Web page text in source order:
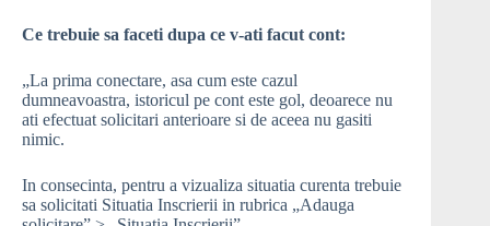
Ce trebuie sa faceti dupa ce v-ati facut cont:
„La prima conectare, asa cum este cazul
dumneavoastra, istoricul pe cont este gol, deoarece nu
ati efectuat solicitari anterioare si de aceea nu gasiti
nimic.
In consecinta, pentru a vizualiza situatia curenta trebuie
sa solicitati Situatia Inscrierii in rubrica „Adauga